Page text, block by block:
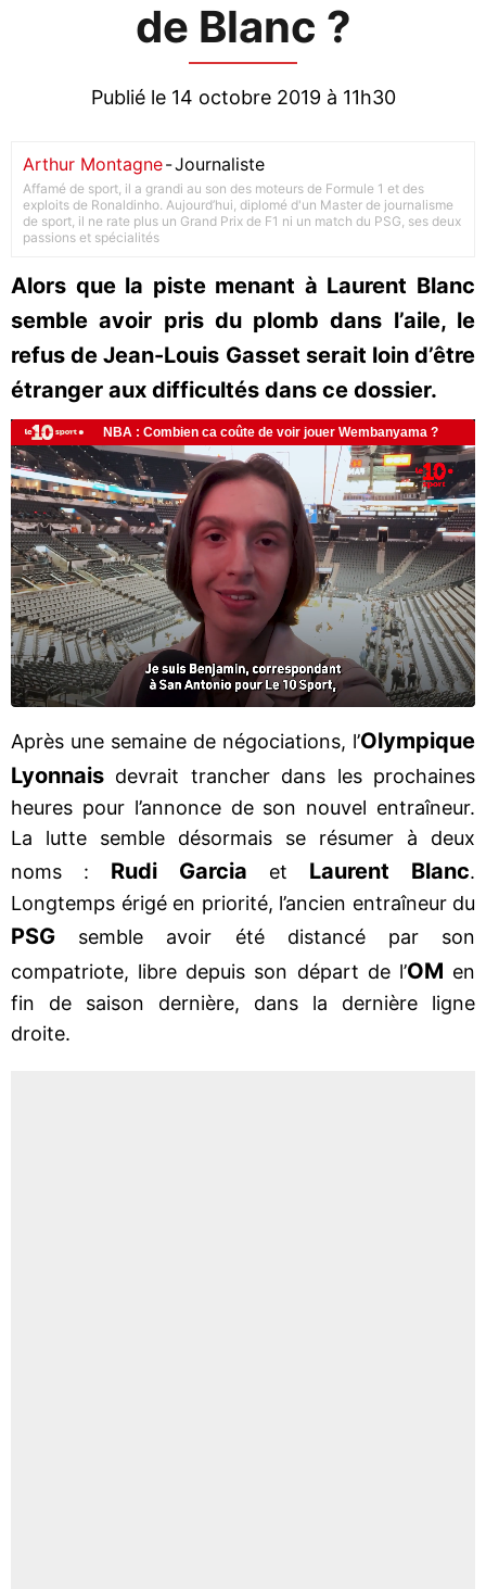
de Blanc ?
Publié le 14 octobre 2019 à 11h30
Arthur Montagne-Journaliste
Affamé de sport, il a grandi au son des moteurs de Formule 1 et des
exploits de Ronaldinho. Aujourd’hui, diplomé d'un Master de journalisme
de sport, il ne rate plus un Grand Prix de F1 ni un match du PSG, ses deux
passions et spécialités
Alors que la piste menant à Laurent Blanc
semble avoir pris du plomb dans l’aile, le
refus de Jean-Louis Gasset serait loin d’être
étranger aux difficultés dans ce dossier.
Après une semaine de négociations, l’Olympique
Lyonnais devrait trancher dans les prochaines
heures pour l’annonce de son nouvel entraîneur.
La lutte semble désormais se résumer à deux
noms : Rudi Garcia et Laurent Blanc.
Longtemps érigé en priorité, l’ancien entraîneur du
PSG semble avoir été distancé par son
compatriote, libre depuis son départ de l’OM en
fin de saison dernière, dans la dernière ligne
droite.